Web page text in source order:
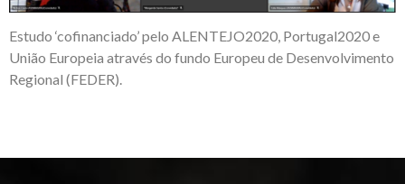
Estudo ‘cofinanciado’ pelo ALENTEJO2020, Portugal2020 e
União Europeia através do fundo Europeu de Desenvolvimento
Regional (FEDER).